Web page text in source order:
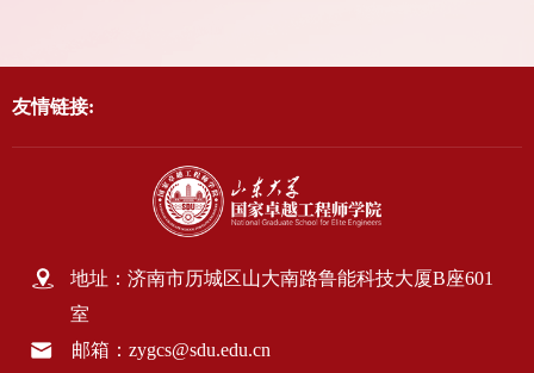
友情链接:
地址：济南市历城区山大南路鲁能科技大厦B座601
室
邮箱：zygcs@sdu.edu.cn